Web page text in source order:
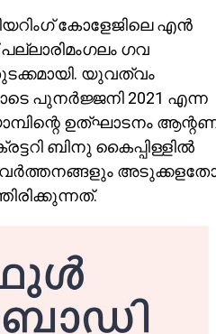
കോളേജിലെ എൻ
ഗവ
യുവത്വം
പുനർജ്ജനി 2021 എന്ന
ഉത്‌ഘാടനം
ബിനു കൈപ്പിള്ളിൽ